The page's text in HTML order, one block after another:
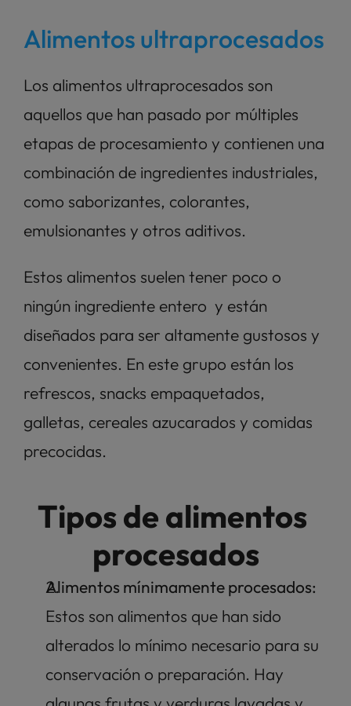
Alimentos ultraprocesados
Los alimentos ultraprocesados son
aquellos que han pasado por múltiples
etapas de procesamiento y contienen una
combinación de ingredientes industriales,
como saborizantes, colorantes,
emulsionantes y otros aditivos.
Estos alimentos suelen tener poco o
ningún ingrediente entero  y están
diseñados para ser altamente gustosos y
convenientes. En este grupo están los
refrescos, snacks empaquetados,
galletas, cereales azucarados y comidas
precocidas.
Tipos de alimentos
procesados
Estos son alimentos que han sido
alterados lo mínimo necesario para su
conservación o preparación. Hay